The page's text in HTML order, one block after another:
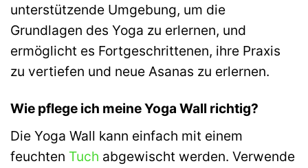
unterstützende Umgebung, um die
Grundlagen des Yoga zu erlernen, und
ermöglicht es Fortgeschrittenen, ihre Praxis
zu vertiefen und neue Asanas zu erlernen.
Wie pflege ich meine Yoga Wall richtig?
Die Yoga Wall kann einfach mit einem
feuchten Tuch abgewischt werden. Verwende